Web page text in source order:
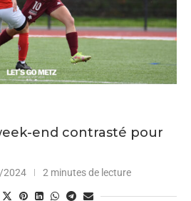
end contrasté pour
2024 2 minutes de lecture